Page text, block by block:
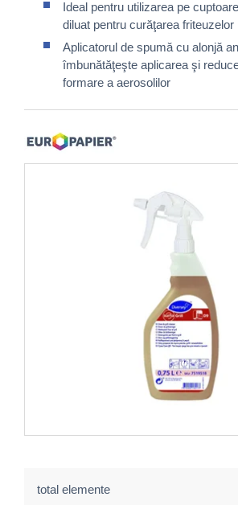
Ideal pentru utilizarea pe
diluat pentru curăţarea friteuzelor
Aplicatorul de spumă cu alonjă
îmbunătăţeşte aplicarea şi
formare a aerosolilor
total elemente